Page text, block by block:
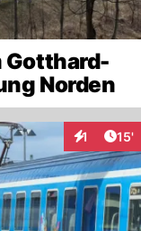
Gotthard-
Norden
1 15'